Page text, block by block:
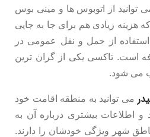
توانید از اتوبوس ها و مینی بوس
هزینه زیادی هم برای جا به جایی
از حمل و نقل عمومی در
است. تاکسی یکی از گران ترین
می شود.
می توانید به منطقه اقامت خود
و اطلاعات بیشتری درباره آن به
شهر ویژگی خودشان را دارند.